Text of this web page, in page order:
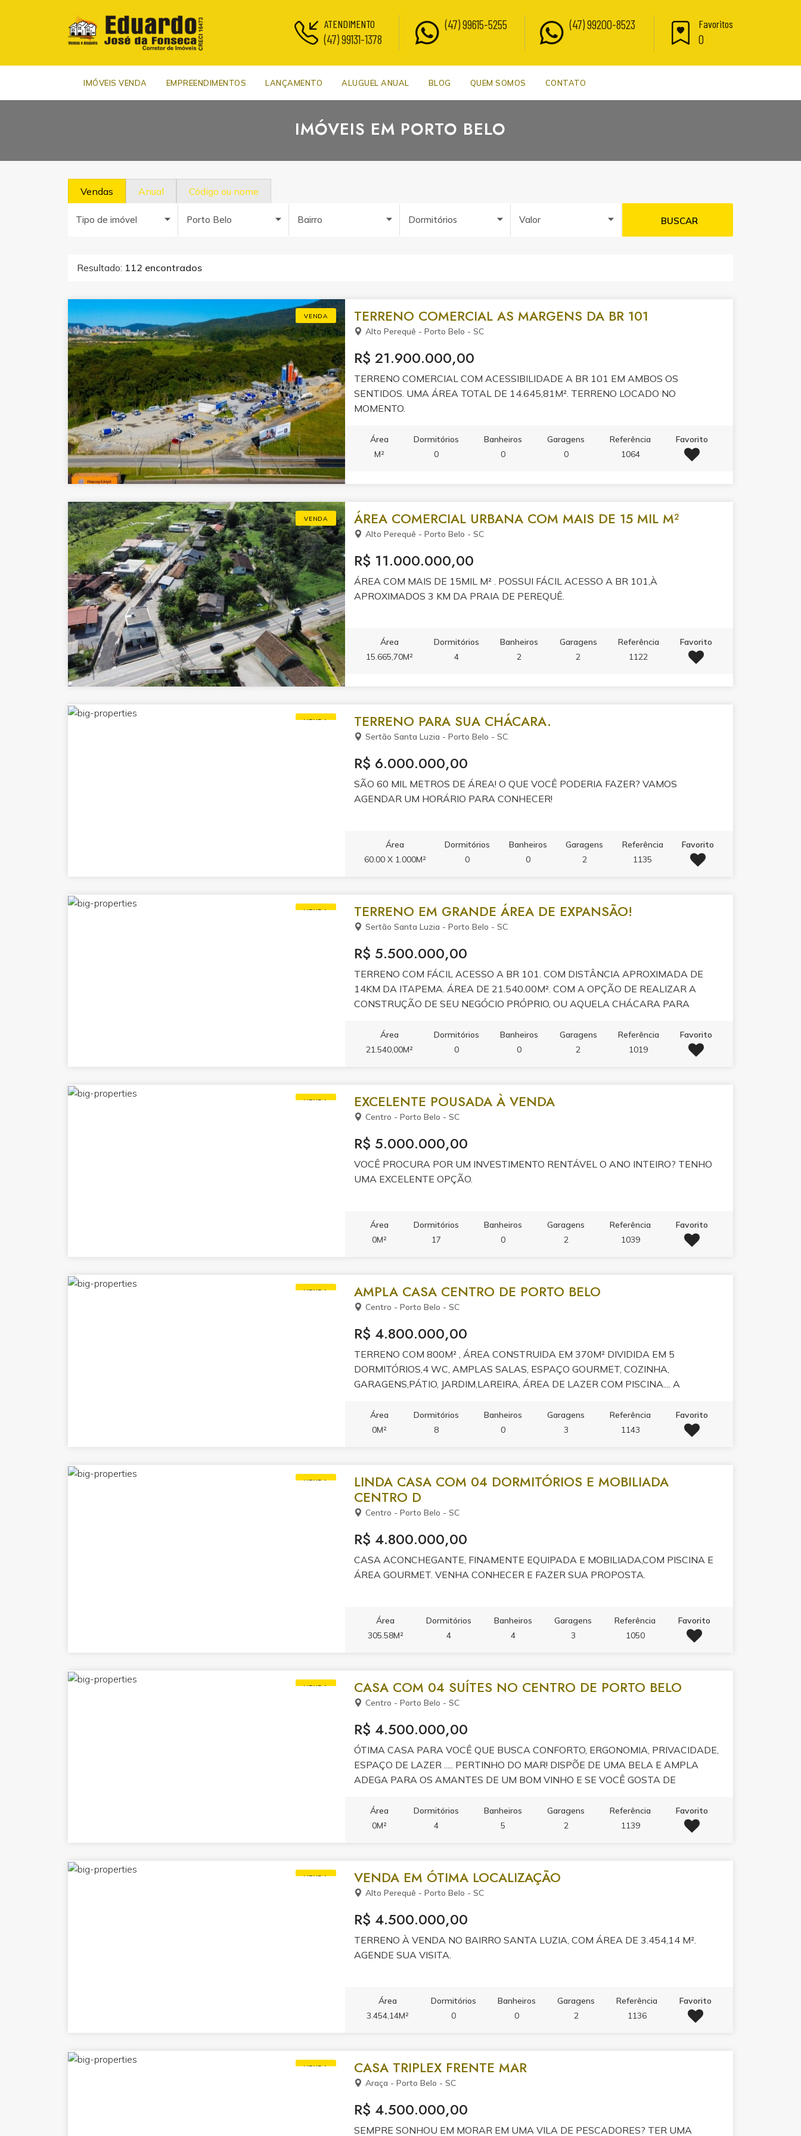
ATENDIMENTO
(47) 99131-1378
(47) 99615-5255 (47) 99200-8523 Favoritos
0
IMÓVEIS VENDA EMPREENDIMENTOS LANÇAMENTO ALUGUEL ANUAL BLOG QUEM SOMOS CONTATO
IMÓVEIS EM PORTO BELO
Vendas Anual Código ou nome
Tipo de imóvel Porto Belo Bairro Dormitórios Valor BUSCAR
Resultado: 112 encontrados
VENDA TERRENO COMERCIAL AS MARGENS DA BR 101
Alto Perequê - Porto Belo - SC
R$ 21.900.000,00
TERRENO COMERCIAL COM ACESSIBILIDADE A BR 101 EM AMBOS OS
SENTIDOS. UMA ÁREA TOTAL DE 14.645,81M². TERRENO LOCADO NO
MOMENTO.
Área
M²
Dormitórios
0
Banheiros
0
Garagens
0
Referência
1064
Favorito
VENDA ÁREA COMERCIAL URBANA COM MAIS DE 15 MIL M²
Alto Perequê - Porto Belo - SC
R$ 11.000.000,00
ÁREA COM MAIS DE 15MIL M² . POSSUI FÁCIL ACESSO A BR 101,À
APROXIMADOS 3 KM DA PRAIA DE PEREQUÊ.
Área
15.665,70M²
Dormitórios
4
Banheiros
2
Garagens
2
Referência
1122
Favorito
VENDA TERRENO PARA SUA CHÁCARA.
Sertão Santa Luzia - Porto Belo - SC
R$ 6.000.000,00
SÃO 60 MIL METROS DE ÁREA! O QUE VOCÊ PODERIA FAZER? VAMOS
AGENDAR UM HORÁRIO PARA CONHECER!
Área
60.00 X 1.000M²
Dormitórios
0
Banheiros
0
Garagens
2
Referência
1135
Favorito
VENDA TERRENO EM GRANDE ÁREA DE EXPANSÃO!
Sertão Santa Luzia - Porto Belo - SC
R$ 5.500.000,00
TERRENO COM FÁCIL ACESSO A BR 101. COM DISTÂNCIA APROXIMADA DE
14KM DA ITAPEMA. ÁREA DE 21.540.00M². COM A OPÇÃO DE REALIZAR A
CONSTRUÇÃO DE SEU NEGÓCIO PRÓPRIO, OU AQUELA CHÁCARA PARA
Área
21.540,00M²
Dormitórios
0
Banheiros
0
Garagens
2
Referência
1019
Favorito
VENDA EXCELENTE POUSADA À VENDA
Centro - Porto Belo - SC
R$ 5.000.000,00
VOCÊ PROCURA POR UM INVESTIMENTO RENTÁVEL O ANO INTEIRO? TENHO
UMA EXCELENTE OPÇÃO.
Área
0M²
Dormitórios
17
Banheiros
0
Garagens
2
Referência
1039
Favorito
VENDA AMPLA CASA CENTRO DE PORTO BELO
Centro - Porto Belo - SC
R$ 4.800.000,00
TERRENO COM 800M² , ÁREA CONSTRUIDA EM 370M² DIVIDIDA EM 5
DORMITÓRIOS,4 WC, AMPLAS SALAS, ESPAÇO GOURMET, COZINHA,
GARAGENS,PÁTIO, JARDIM,LAREIRA, ÁREA DE LAZER COM PISCINA.... A
SE TORNAR REALIDADE! VISITAS SOMENTE COM O CORRETOR!
Área
0M²
Dormitórios
8
Banheiros
0
Garagens
3
Referência
1143
Favorito
VENDA
LINDA CASA COM 04 DORMITÓRIOS E MOBILIADA
CENTRO D
Centro - Porto Belo - SC
R$ 4.800.000,00
CASA ACONCHEGANTE, FINAMENTE EQUIPADA E MOBILIADA,COM PISCINA E
ÁREA GOURMET. VENHA CONHECER E FAZER SUA PROPOSTA.
Área
305.58M²
Dormitórios
4
Banheiros
4
Garagens
3
Referência
1050
Favorito
VENDA CASA COM 04 SUÍTES NO CENTRO DE PORTO BELO
Centro - Porto Belo - SC
R$ 4.500.000,00
ÓTIMA CASA PARA VOCÊ QUE BUSCA CONFORTO, ERGONOMIA, PRIVACIDADE,
ESPAÇO DE LAZER ..... PERTINHO DO MAR! DISPÕE DE UMA BELA E AMPLA
ADEGA PARA OS AMANTES DE UM BOM VINHO E SE VOCÊ GOSTA DE
CASA POSSUI UMA SALA AMPLA E CONFORTÁVEL COM LAREIRA
TRADICIONAL PARA VOCÊ CURTIR. AGENDE SUA VISITA !
Área
0M²
Dormitórios
4
Banheiros
5
Garagens
2
Referência
1139
Favorito
VENDA VENDA EM ÓTIMA LOCALIZAÇÃO
Alto Perequê - Porto Belo - SC
R$ 4.500.000,00
TERRENO À VENDA NO BAIRRO SANTA LUZIA, COM ÁREA DE 3.454,14 M².
AGENDE SUA VISITA.
Área
3.454,14M²
Dormitórios
0
Banheiros
0
Garagens
2
Referência
1136
Favorito
VENDA CASA TRIPLEX FRENTE MAR
Araça - Porto Belo - SC
R$ 4.500.000,00
SEMPRE SONHOU EM MORAR EM UMA VILA DE PESCADORES? TER UMA